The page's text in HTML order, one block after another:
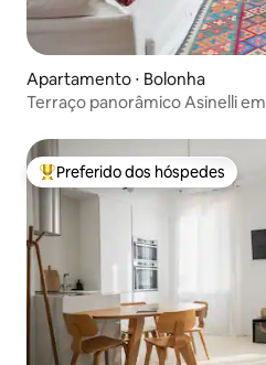
Apartamento ⋅ Bolonha
Terraço panorâmico Asinelli
Entre os melhores preferidos
Preferido dos hóspedes